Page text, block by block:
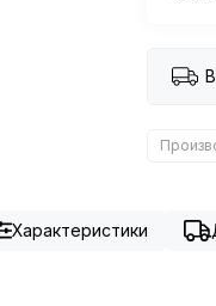
Характеристики